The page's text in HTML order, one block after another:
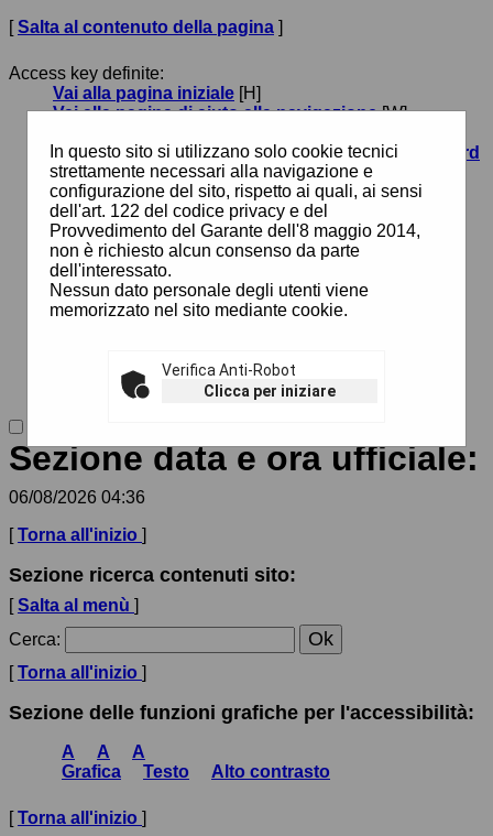
[Salta al contenuto della pagina ]
Access key definite:
Vai alla pagina iniziale [H]
Vai alla pagina di aiuto alla navigazione[W]
Passa al testo con caratteri di dimensione standard
[N]
Passa al testo con caratteri di dimensione grande
[B]
Passa al testo con caratteri di dimensione molto
grande[V]
Passa alla visualizzazione grafica
Passa alla visualizzazione solo testo[T]
Passa alla visualizzazione in alto contrasto e solo
Salta al menù[1]
Salta al contenuto della pagina[2]
Sezione data e ora ufficiale:
06/08/2026 04:36
[Torna all'inizio ]
Sezione ricerca contenuti sito:
[Salta al menù ]
Cerca:
[Torna all'inizio ]
Sezione delle funzioni grafiche per l'accessibilità:
A A
A
Grafica
Testo Alto contrasto
[Torna all'inizio ]
In questo sito si utilizzano solo cookie tecnici
strettamente necessari alla navigazione e
configurazione del sito, rispetto ai quali, ai sensi
dell'art. 122 del codice privacy e del
Provvedimento del Garante dell'8 maggio 2014,
non è richiesto alcun consenso da parte
dell'interessato.
Nessun dato personale degli utenti viene
memorizzato nel sito mediante cookie.
Verifica Anti-Robot
Clicca per iniziare